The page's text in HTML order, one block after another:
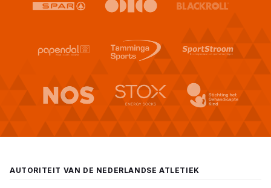
AUTORITEIT VAN DE NEDERLANDSE ATLETIEK